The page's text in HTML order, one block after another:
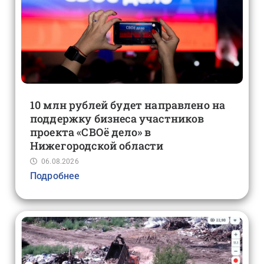
10 млн рублей будет направлено на
поддержку бизнеса участников
проекта «СВОё дело» в
Нижегородской области
06.08.2026
Подробнее